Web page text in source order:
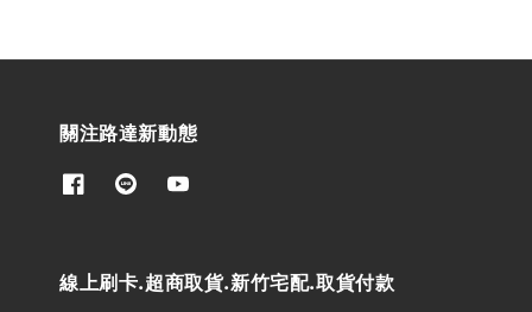
關注路達新動態
線上刷卡.超商取貨.新竹宅配.取貨付款